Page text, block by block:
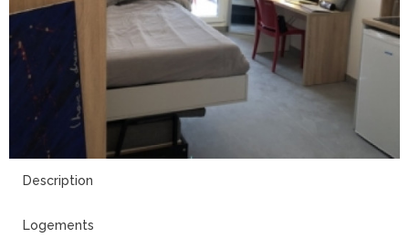
Description
Logements